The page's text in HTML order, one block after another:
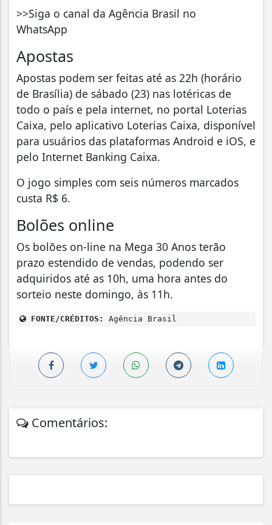
>>Siga o canal da Agência Brasil no
WhatsApp
Apostas
Apostas podem ser feitas até as 22h (horário
de Brasília) de sábado (23) nas lotéricas de
todo o país e pela internet, no portal Loterias
Caixa, pelo aplicativo Loterias Caixa, disponível
para usuários das plataformas Android e iOS, e
pelo Internet Banking Caixa.
O jogo simples com seis números marcados
custa R$ 6.
Bolões online
Os bolões on-line na Mega 30 Anos terão
prazo estendido de vendas, podendo ser
adquiridos até as 10h, uma hora antes do
sorteio neste domingo, às 11h.
FONTE/CRÉDITOS: Agência Brasil
Comentários: